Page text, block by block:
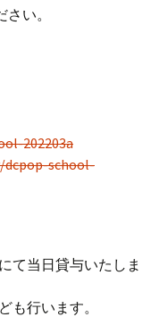
い。
202203a
school-
て当日貸与いたしま
も行います。